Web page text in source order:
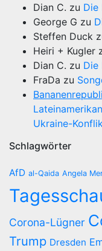
Dian C. zu Die
George G zu
Steffen Duck
Heiri + Kugler
Dian C. zu Die
FraDa zu
Ukraine-
Schlagwörter
AfD al-Qaida Angela
Corona-Lügner
Trump Dresden